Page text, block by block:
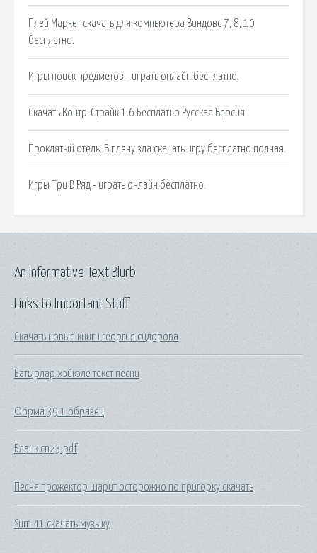
Плей Маркет скачать для компьютера Виндовс 7, 8, 10
бесплатно.
Игры поиск предметов - играть онлайн бесплатно.
Скачать Контр-Страйк 1.6 Бесплатно Русская Версия.
Проклятый отель: В плену зла скачать игру бесплатно полная.
Игры Три В Ряд - играть онлайн бесплатно.
Links to Important Stuff
Скачать новые книги георгия сидорова
Батырлар хэйкэле текст песни
Форма 39 1 образец
Бланк cn23 pdf
Песня прожектор шарит осторожно по пригорку скачать
Sum 41 скачать музыку
An Informative Text Blurb